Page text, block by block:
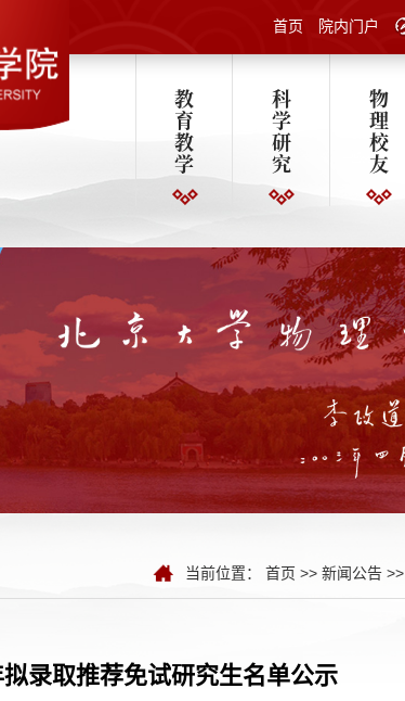
首页 院内门户
教
育
教
学
科
学
研
究
物
理
校
友
当前位置： 首页 >> 新闻公告 >>
录取推荐免试研究生名单公示